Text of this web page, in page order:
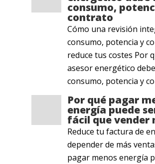
consumo,
contrato
Cómo una revisión
consumo, potencia y
reduce tus costes Por
asesor energético
consumo, potencia y
Por qué pagar
energía puede
fácil que vender
Reduce tu factura de
depender de más
pagar menos energía